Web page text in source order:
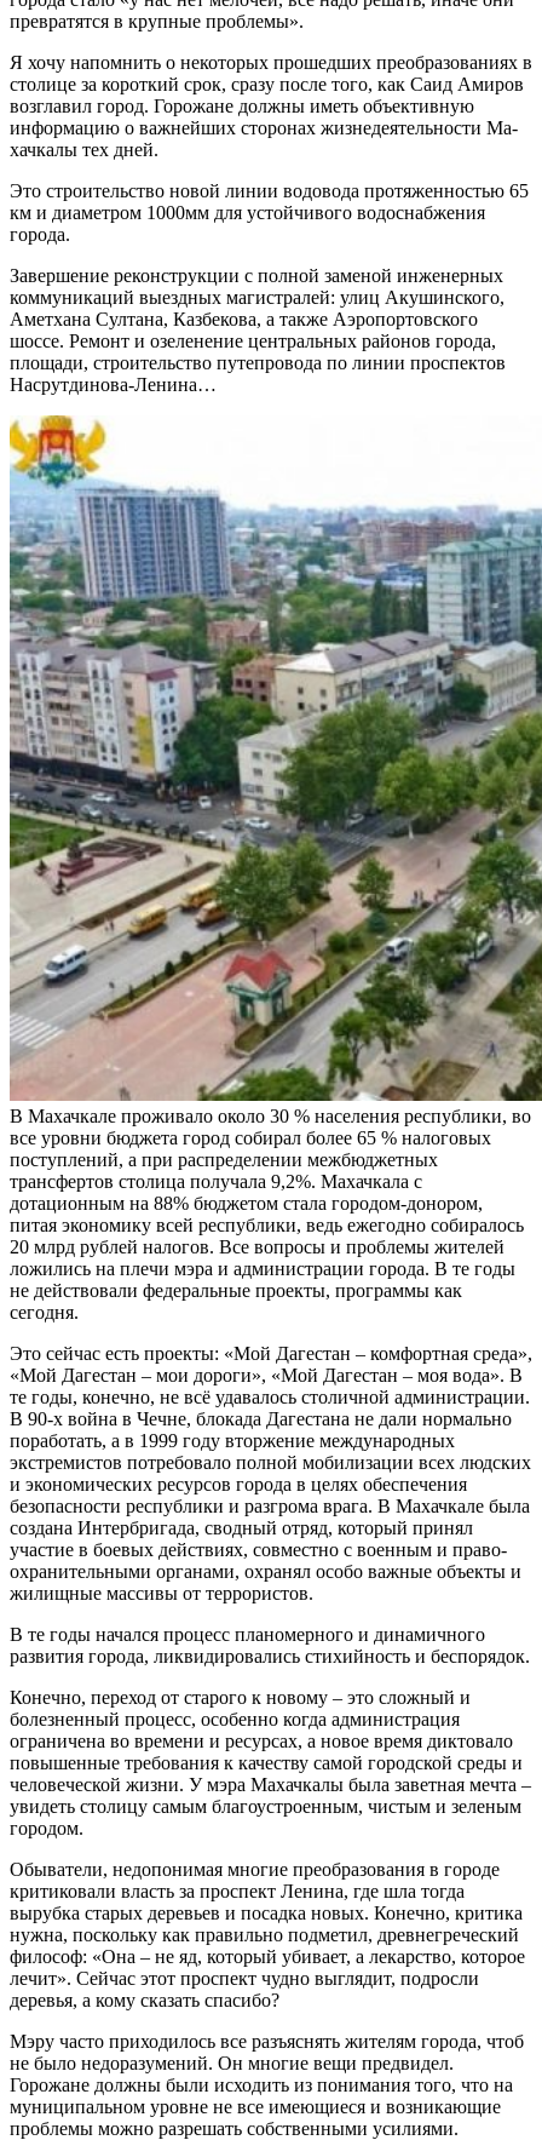
превратятся в крупные проблемы».
Я хочу напомнить о некоторых прошед­ших преобразованиях в
столице за корот­кий срок, сразу после того, как Саид Ами­ров
возглавил город. Горожане должны иметь объективную
информацию о важ­нейших сторонах жизнедеятельности Ма­
хачкалы тех дней.
Это строительство новой линии водо­вода протяженностью 65
км и диаметром 1000мм для устойчивого водоснабжения
города.
Завершение реконструкции с полной заменой инженерных
коммуникаций вы­ездных магистралей: улиц Акушинского,
Аметхана Султана, Казбекова, а также Аэ­ропортовского
шоссе. Ремонт и озелене­ние центральных районов города,
площа­ди, строительство путепровода по линии проспектов
Насрутдинова-Ленина…
В Махачкале проживало около 30 % на­селения республики, во
все уровни бюд­жета город собирал более 65 % налоговых
поступлений, а при распределении меж­бюджетных
трансфертов столица получа­ла 9,2%. Махачкала с
дотационным на 88% бюджетом стала городом-донором,
питая экономику всей республики, ведь ежегод­но собиралось
20 млрд рублей налогов. Все вопросы и проблемы жителей
ложи­лись на плечи мэра и администрации горо­да. В те годы
не действовали федеральные проекты, программы как
сегодня.
Это сейчас есть проекты: «Мой Даге­стан – комфортная среда»,
«Мой Даге­стан – мои дороги», «Мой Дагестан – моя вода». В
те годы, конечно, не всё удава­лось столичной администрации.
В 90-х война в Чечне, блокада Дагестана не дали нормально
поработать, а в 1999 году вторжение международных
экстремистов потребовало полной мобилизации всех людских
и экономических ресурсов го­рода в целях обеспечения
безопасности республики и разгрома врага. В Махачка­ле была
создана Интербригада, сводный отряд, который принял
участие в боевых действиях, совместно с военным и право­
охранительными органами, охранял осо­бо важные объекты и
жилищные массивы от террористов.
В те годы начался процесс планомерно­го и динамичного
развития города, ликви­дировались стихийность и беспорядок.
Конечно, переход от старого к новому – это сложный и
болезненный процесс, осо­бенно когда администрация
ограничена во времени и ресурсах, а новое время дикто­вало
повышенные требования к качеству самой городской среды и
человеческой жизни. У мэра Махачкалы была заветная мечта –
увидеть столицу самым благо­устроенным, чистым и зеленым
городом.
Обыватели, недопонимая многие преоб­разования в городе
критиковали власть за проспект Ленина, где шла тогда
вырубка старых деревьев и посадка новых. Конеч­но, критика
нужна, поскольку как правиль­но подметил, древнегреческий
философ: «Она – не яд, который убивает, а лекар­ство, которое
лечит». Сейчас этот про­спект чудно выглядит, подросли
деревья, а кому сказать спасибо?
Мэру часто приходилось все разъяснять жителям города, чтоб
не было недоразуме­ний. Он многие вещи предвидел.
Горожане должны были исходить из понимания того, что на
муниципальном уровне не все име­ющиеся и возникающие
проблемы можно разрешать собственными усилиями.